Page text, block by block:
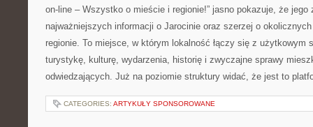
on-line – Wszystko o mieście i regionie!” jasno pokazuje, że jego
najważniejszych informacji o Jarocinie oraz szerzej o
regionie. To miejsce, w którym lokalność łączy się z użytkowym
turystykę, kulturę, wydarzenia, historię i zwyczajne sprawy
odwiedzających. Już na poziomie struktury widać, że jest to
CATEGORIES: ARTYKUŁY SPONSOROWANE